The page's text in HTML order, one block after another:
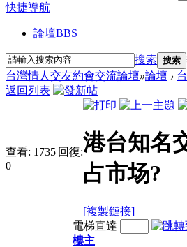
快捷導航
論壇BBS
搜索 搜索
台灣情人交友約會交流論壇»論壇 ›
返回列表
查看: 1735|回復:
0
港台知名
占市场?
[複製鏈接]
電梯直達
樓主